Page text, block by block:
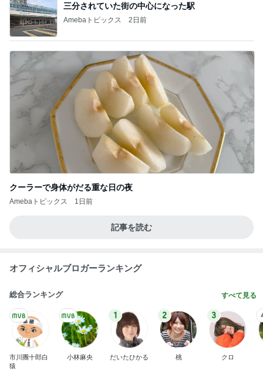
三分されていた街の中心になった駅
Amebaトピックス 2日前
クーラーで身体がだる重な日の夜
Amebaトピックス 1日前
記事を読む
オフィシャルブロガーランキング
総合ランキング すべて見る
市川團十郎白
猿
小林麻央
1
だいたひかる
2
桃
3
クロ